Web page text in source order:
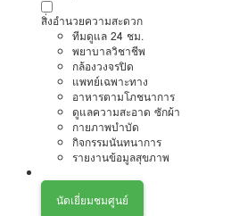
สิ่งอำนวยความสะดวก
ทีมดูแล 24 ชม.
พยาบาลวิชาชีพ
กล้องวงจรปิด
แพทย์เฉพาะทาง
อาหารตามโภชนาการ
ดูแลความสะอาด ซักผ้า
กายภาพบำบัด
กิจกรรมนันทนาการ
รายงานข้อมูลสุขภาพ
นัดเยี่ยมชมศูนย์